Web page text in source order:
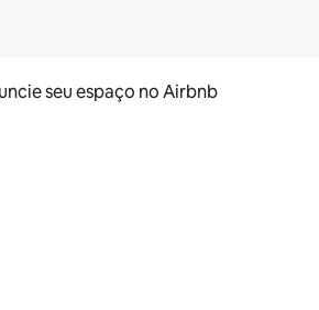
seu espaço no Airbnb